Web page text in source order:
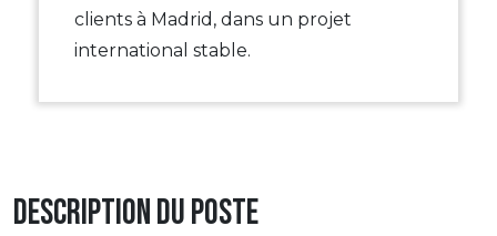
clients à Madrid, dans un projet
international stable.
Description du poste